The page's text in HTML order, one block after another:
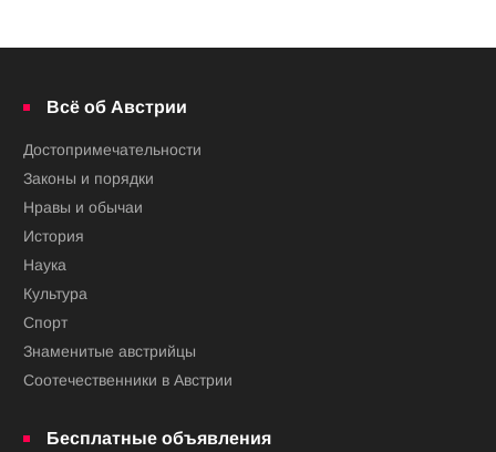
Всё об Австрии
Достопримечательности
Законы и порядки
Нравы и обычаи
История
Наука
Культура
Спорт
Знаменитые австрийцы
Соотечественники в Австрии
Бесплатные объявления